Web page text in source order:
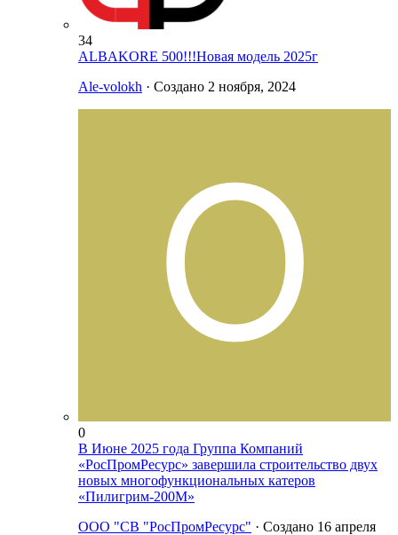
34
ALBAKORE 500!!!Новая модель 2025г
Ale-volokh · Создано 2 ноября, 2024
0
В Июне 2025 года Группа Компаний
«РосПромРесурс» завершила строительство двух
новых многофункциональных катеров
«Пилигрим-200М»
ООО "СВ "РосПромРесурс" · Создано 16 апреля